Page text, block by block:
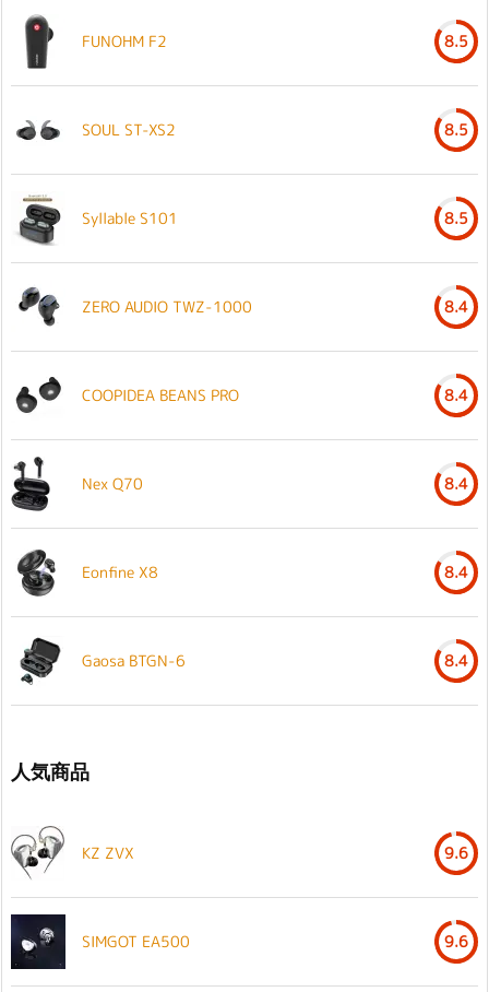
FUNOHM F2 8.5
SOUL ST-XS2 8.5
Syllable S101 8.5
ZERO AUDIO TWZ-1000 8.4
COOPIDEA BEANS PRO 8.4
Nex Q70 8.4
Eonfine X8 8.4
Gaosa BTGN-6 8.4
人気商品
KZ ZVX 9.6
SIMGOT EA500 9.6